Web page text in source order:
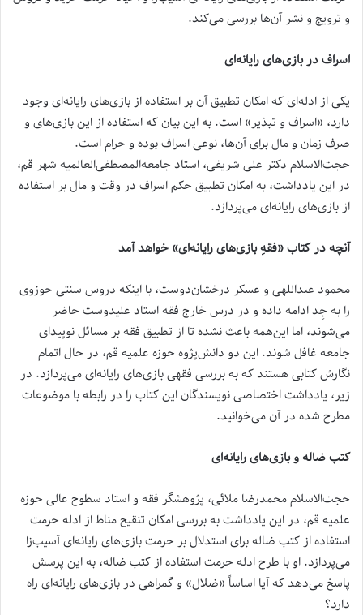
و ترویج و نشر آن‌ها بررسی می‌کند.
اسراف در بازی‌های رایانه‌ای
یکی از ادله‌ای که امکان تطبیق آن بر استفاده از بازی‌های رایانه‌ای وجود
دارد، «اسراف و تبذیر» است. به این بیان که استفاده از این بازی‌های و
صرف زمان و مال برای آن‌ها، نوعی اسراف بوده و حرام است.
حجت‌الاسلام دکتر علی شریفی، استاد جامعه‌المصطفی‌العالمیه شهر قم،
در این یادداشت، به امکان تطبیق حکم اسراف در وقت و مال بر استفاده
از بازی‌های رایانه‌ای می‌پردازد.
آنچه در کتاب «فقهِ بازی‌های رایانه‌ای» خواهد آمد
محمود عبداللهی و عسکر درخشان‌دوست، با اینکه دروس سنتی حوزوی
را به جِد ادامه داده و در درس خارج فقه استاد علیدوست حاضر
می‌شوند، اما این‌همه باعث نشده تا از تطبیق فقه بر مسائل نوپیدای
جامعه غافل شوند. این دو دانش‌پژوه حوزه علمیه قم، در حال اتمام
نگارش کتابی هستند که به بررسی فقهی بازی‌های رایانه‌ای می‌پردازد. در
زیر، یادداشت اختصاصی نویسندگان این کتاب را در رابطه با موضوعات
مطرح شده در آن می‌خوانید.
کتب ضاله و بازی‌های رایانه‌ای
حجت‌الاسلام محمدرضا ملائی، پژوهشگر فقه و استاد سطوح عالی حوزه
علمیه قم، در این یادداشت به بررسی امکان تنقیح مناط از ادله حرمت
استفاده از کتب ضاله برای استدلال بر حرمت بازی‌های رایانه‌ای آسیب‌زا
می‌پردازد. او با طرح ادله حرمت استفاده از کتب ضاله، به این پرسش
پاسخ می‌دهد که آیا اساساً «ضلال» و گمراهی در بازی‌های رایانه‌ای راه
دارد؟